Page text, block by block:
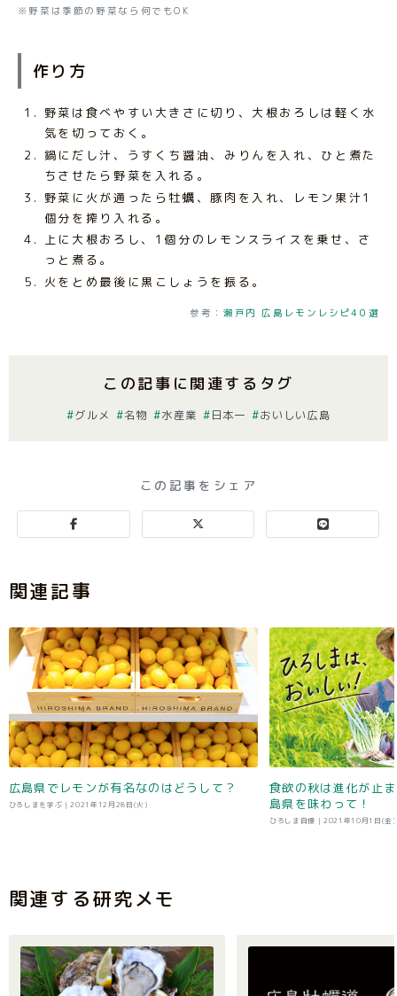
※野菜は季節の野菜なら何でもOK
作り方
野菜は食べやすい大きさに切り、大根おろしは軽く水
気を切っておく。
鍋にだし汁、うすくち醤油、みりんを入れ、ひと煮た
ちさせたら野菜を入れる。
野菜に火が通ったら牡蠣、豚肉を入れ、レモン果汁1
個分を搾り入れる。
上に大根おろし、1個分のレモンスライスを乗せ、さ
っと煮る。
火をとめ最後に黒こしょうを振る。
参考： 瀬戸内 広島レモンレシピ40選
この記事に関連するタグ
グルメ 名物 水産業 日本一 おいしい広島
この記事をシェア
関連記事
広島県でレモンが有名なのはどうして？
ひろしまを学ぶ |2021年12月28日(火)
食欲の秋は進化が止
島県を味わって！
ひろしま自慢 |2021年10月1日(金)
関連する研究メモ